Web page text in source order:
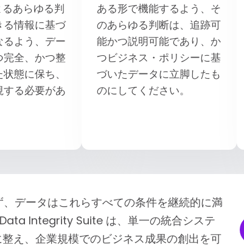
あらゆる判
情報に基づ
よう、デー
完全、かつ整
態に保ち、
る必要があ
ある形で機能するよう、そ
のあらゆる判断は、追跡可
能かつ説明可能であり、か
つビジネス・ポリシーに基
づいたデータに立脚したも
のにしてください。
データはこれらすべての条件を継続的に満
Integrity Suite は、単一の統合システ
え、企業規模でのビジネス成果の創出を可